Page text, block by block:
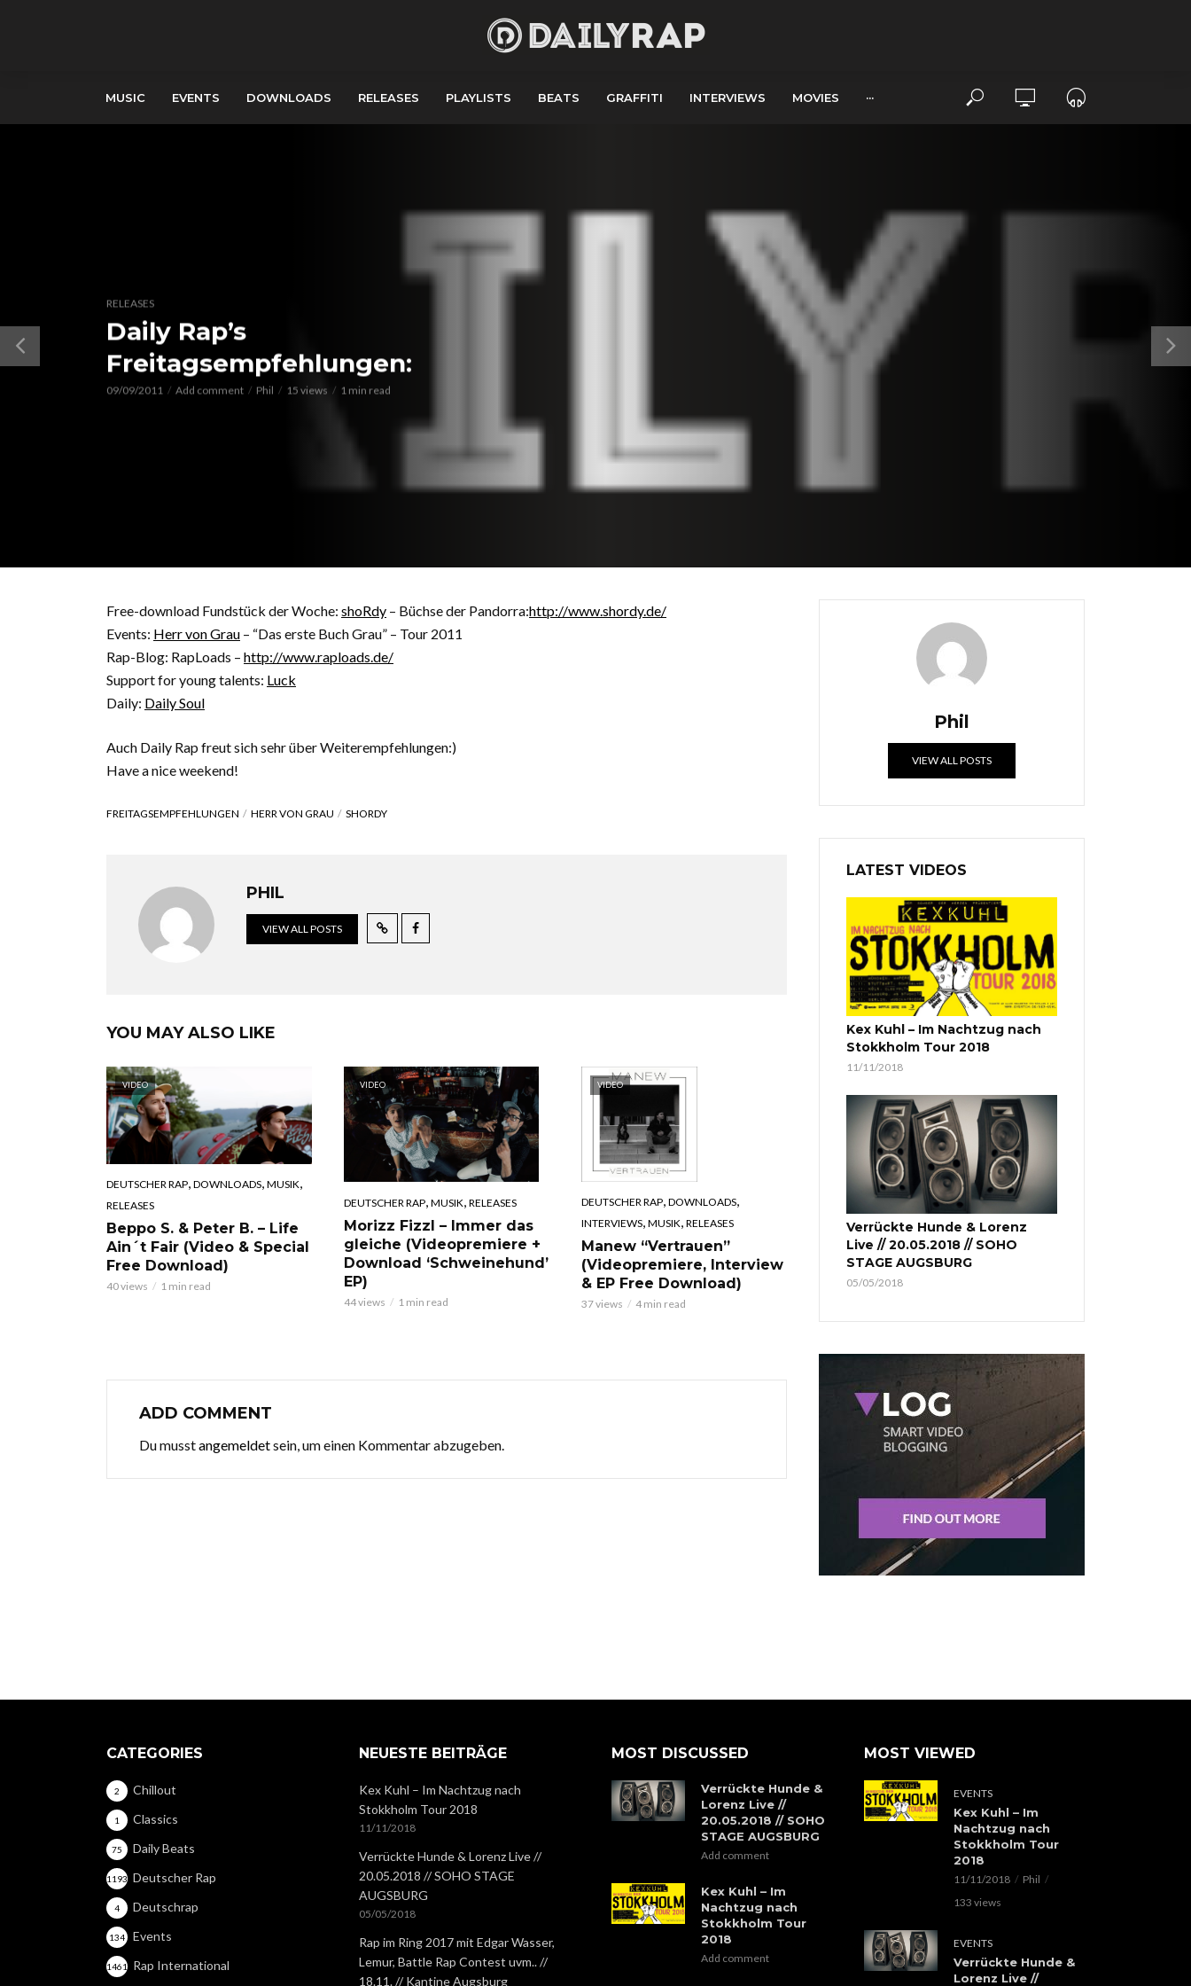
MUSIC EVENTS DOWNLOADS RELEASES PLAYLISTS BEATS GRAFFITI INTERVIEWS MOVIES ···
RELEASES
‎Daily Rap’s
Freitagsempfehlungen:
09/09/2011 Add comment Phil 15 views 1 min read
Free-download Fundstück der Woche: shoRdy – Büchse der Pandorra:http://www.shordy.de/
Events: Herr von Grau – “Das erste Buch Grau” – Tour 2011
Rap-Blog: RapLoads – http://www.raploads.de/
Support for young talents: Luck
Daily: Daily Soul
Auch Daily Rap freut sich sehr über Weiterempfehlungen:)
Have a nice weekend!
FREITAGSEMPFEHLUNGEN HERR VON GRAU SHORDY
PHIL
VIEW ALL POSTS
YOU MAY ALSO LIKE
VIDEO
DEUTSCHER RAP DOWNLOADS MUSIK
RELEASES
Beppo S. & Peter B. – Life
Ain´t Fair (Video & Special
Free Download)
40 views 1 min read
VIDEO
DEUTSCHER RAP, MUSIK RELEASES
Morizz Fizzl – Immer das
gleiche (Videopremiere +
Download ‘Schweinehund’
EP)
44 views 1 min read
VIDEO
DEUTSCHER RAP, DOWNLOADS,
INTERVIEWS, MUSIK, RELEASES
Manew “Vertrauen”
(Videopremiere, Interview
& EP Free Download)
37 views 4 min read
ADD COMMENT
Du musstangemeldetsein, um einen Kommentar abzugeben.
Phil
VIEW ALL POSTS
LATEST VIDEOS
Kex Kuhl – Im Nachtzug nach
Stokkholm Tour 2018
11/11/2018
Verrückte Hunde & Lorenz
Live // 20.05.2018 // SOHO
STAGE AUGSBURG
05/05/2018
CATEGORIES
Chillout
2
Classics
1
Daily Beats
75
Deutscher Rap
1193
Deutschrap
4
Events
134
Rap International
1461
NEUESTE BEITRÄGE
Kex Kuhl – Im Nachtzug nach
Stokkholm Tour 2018
11/11/2018
Verrückte Hunde & Lorenz Live //
20.05.2018 // SOHO STAGE
AUGSBURG
05/05/2018
Rap im Ring 2017 mit Edgar Wasser,
Lemur, Battle Rap Contest uvm.. //
18.11. // Kantine Augsburg
MOST DISCUSSED
Verrückte Hunde &
Lorenz Live //
20.05.2018 // SOHO
STAGE AUGSBURG
Add comment
Kex Kuhl – Im
Nachtzug nach
Stokkholm Tour
2018
Add comment
MOST VIEWED
EVENTS
Kex Kuhl – Im
Nachtzug nach
Stokkholm Tour
2018
11/11/2018
Phil
133 views
EVENTS
Verrückte Hunde &
Lorenz Live //